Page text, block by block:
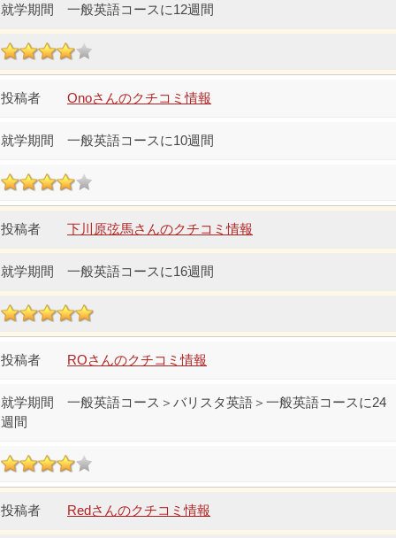
一般英語コースに12週間
Onoさんのクチコミ情報
一般英語コースに10週間
下川原弦馬さんのクチコミ情報
一般英語コースに16週間
ROさんのクチコミ情報
一般英語コース＞バリスタ英語＞一般英語コースに24
週間
Redさんのクチコミ情報